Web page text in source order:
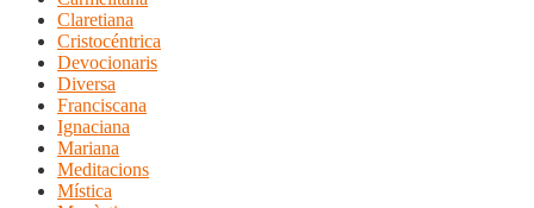
Claretiana
Cristocéntrica
Devocionaris
Diversa
Franciscana
Ignaciana
Mariana
Meditacions
Mística